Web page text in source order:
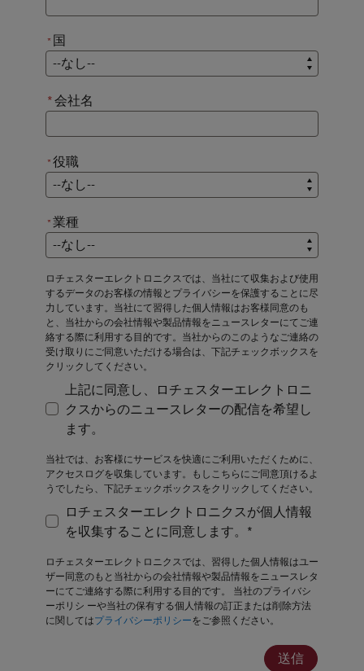
* 国
国
*会社名
*役職
*
役職
*業種
業種
ロチェスターエレクトロニクスでは、当社にて収集および使用
するデータのお客様の情報とプライバシーを保護することに尽
力しています。当社にて習得した個人情報はお客様同意のも
と、当社からの会社情報や製品情報をニュースレターにてご連
絡する際に利用する目的です。当社からのこのようなご連絡の
受け取りにご同意いただける場合は、下記チェックボックスを
クリックしてください。
上記に同意し、ロチェスターエレクトロニクスか
上記に同意し、ロチェスターエレクトロニ
クスからのニュースレターの配信を希望し
ます。
当社では、お客様にサービスを快適にご利用いただくために、
アクセスログを収集しています。もしこちらにご同意頂けるよ
うでしたら、下記チェックボックスをクリックしてください。
ロチェスターエレクトロニクスが個人情報を収集
ロチェスターエレクトロニクスが個人情報
を収集することに同意します。*
ロチェスターエレクトロニクスでは、習得した個人情報はユー
ザー同意のもと当社からの会社情報や製品情報をニュースレタ
ーにてご連絡する際に利用する目的です。 当社のプライバシ
ーポリシ ーや当社の保有する個人情報の訂正または削除方法
に関してはプライバシーポリシーをご参照ください。
送信